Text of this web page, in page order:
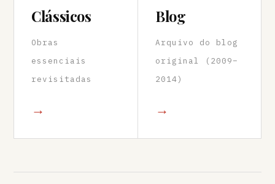
Clássicos
Obras
essenciais
revisitadas
→
Blog
Arquivo do blog
original (2009–
2014)
→